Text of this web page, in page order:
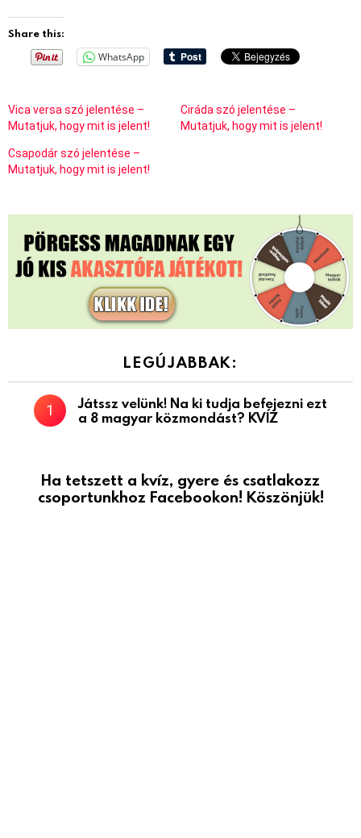
Share this:
WhatsApp
Vica versa szó jelentése –
Mutatjuk, hogy mit is jelent!
Ciráda szó jelentése –
Mutatjuk, hogy mit is jelent!
Csapodár szó jelentése –
Mutatjuk, hogy mit is jelent!
LEGÚJABBAK:
Játssz velünk! Na ki tudja befejezni ezt
a 8 magyar közmondást? KVÍZ
Ha tetszett a kvíz, gyere és csatlakozz
csoportunkhoz Facebookon! Köszönjük!